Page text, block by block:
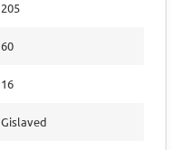
205
60
16
Gislaved